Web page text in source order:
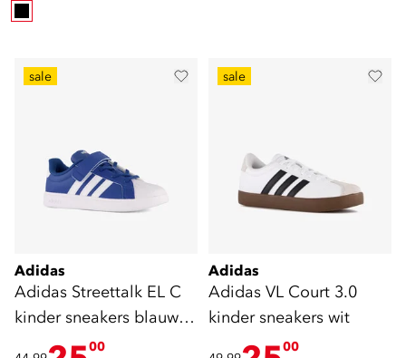
sale
Adidas
Adidas Streettalk EL C
kinder sneakers blauw
00
sale
Adidas
Adidas VL Court 3.0
kinder sneakers wit
00